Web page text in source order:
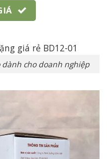
cho doanh nghiệp